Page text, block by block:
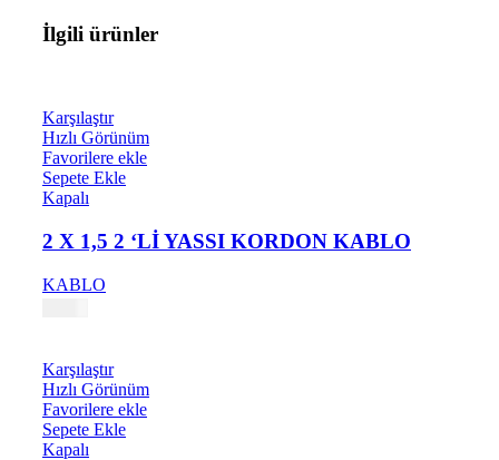
İlgili ürünler
Karşılaştır
Hızlı Görünüm
Favorilere ekle
Sepete Ekle
Kapalı
2 X 1,5 2 ‘Lİ YASSI KORDON KABLO
KABLO
Karşılaştır
Hızlı Görünüm
Favorilere ekle
Sepete Ekle
Kapalı